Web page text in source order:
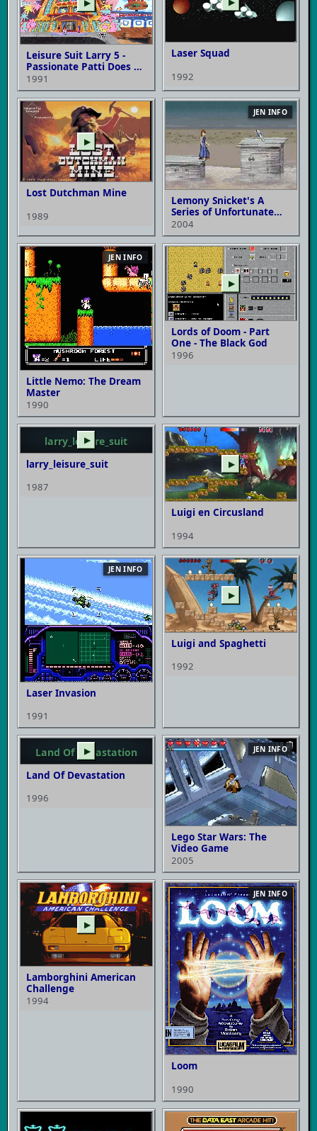
▶
Leisure Suit Larry 5 -
Passionate Patti Does a
Little Undercover Work
1991
Laser Squad
1992
▶
Lost Dutchman Mine
1989
JEN INFO
Lemony Snicket's A
Series of Unfortunate
Events
2004
JEN INFO
Little Nemo: The Dream
Master
1990
▶
Lords of Doom - Part
One - The Black God
1996
larry_leisure_suit
▶
larry_leisure_suit
1987
▶
Luigi en Circusland
1994
JEN INFO
Laser Invasion
1991
▶
Luigi and Spaghetti
1992
Land Of Devastation
▶
Land Of Devastation
1996
JEN INFO
Lego Star Wars: The
Video Game
2005
▶
Lamborghini American
Challenge
1994
JEN INFO
Loom
1990